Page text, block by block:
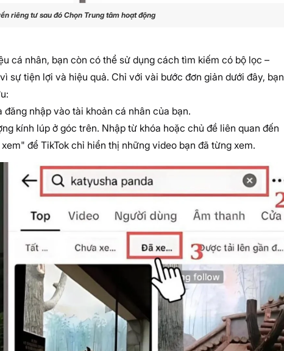
riêng tư sau đó Chọn Trung tâm hoạt động
cá nhân, bạn còn có thể sử dụng cách tìm kiếm có bộ lọc –
sự tiện lợi và hiệu quả. Chỉ với vài bước đơn giản dưới đây, bạn
nhập vào tài khoản cá nhân của bạn.
kính lúp ở góc trên. Nhập từ khóa hoặc chủ đề liên quan đến
để TikTok chỉ hiển thị những video bạn đã từng xem.